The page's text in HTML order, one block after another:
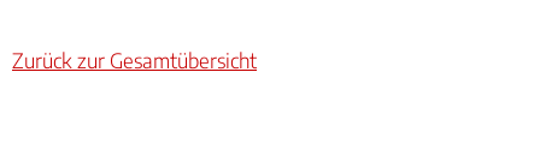
Zurück zur Gesamtübersicht